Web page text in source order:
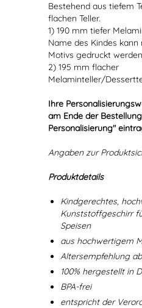
Bestehend aus tiefem
flachen Teller.
1) 190 mm tiefer
Name des Kindes kann
Motivs gedruckt
2) 195 mm flacher
Melaminteller/
Ihre
am Ende der
Personalisierung"
Angaben zur
Produktdetails
Kindgerechtes,
Kunststoffgeschirr
Speisen
aus hochwertigem
Altersempfehlung
100% hergestellt in
BPA-frei
entspricht der